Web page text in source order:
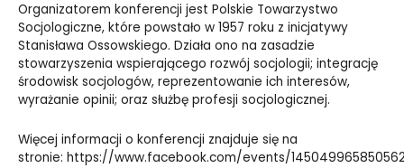
Organizatorem konferencji jest Polskie Towarzystwo
Socjologiczne, które powstało w 1957 roku z inicjatywy
Stanisława Ossowskiego. Działa ono na zasadzie
stowarzyszenia wspierającego rozwój socjologii; integrację
środowisk socjologów, reprezentowanie ich interesów,
wyrażanie opinii; oraz służbę profesji socjologicznej.
Więcej informacji o konferencji znajduje się na
stronie: https://www.facebook.com/events/